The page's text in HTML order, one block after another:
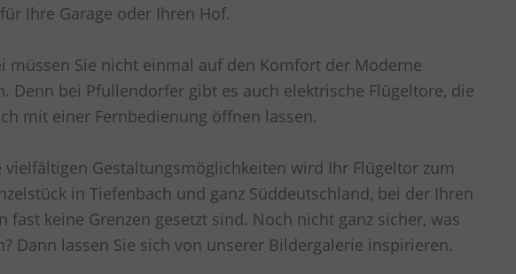
Ihre Garage oder Ihren Hof.
müssen Sie nicht einmal auf den Komfort der Moderne
Denn bei Pfullendorfer gibt es auch elektrische Flügeltore, die
mit einer Fernbedienung öffnen lassen.
vielfältigen Gestaltungsmöglichkeiten wird Ihr Flügeltor zum
in Tiefenbach und ganz Süddeutschland, bei der Ihren
fast keine Grenzen gesetzt sind. Noch nicht ganz sicher, was
Dann lassen Sie sich von unserer Bildergalerie inspirieren.